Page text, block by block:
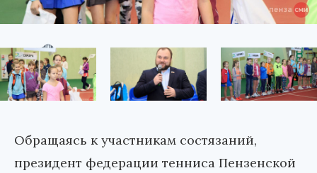
Обращаясь к участникам состязаний,
президент федерации тенниса Пензенской